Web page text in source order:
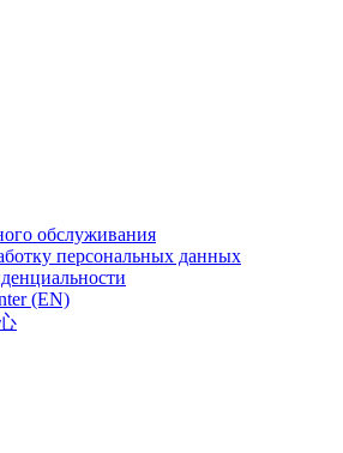
обслуживания
персональных данных
(EN)